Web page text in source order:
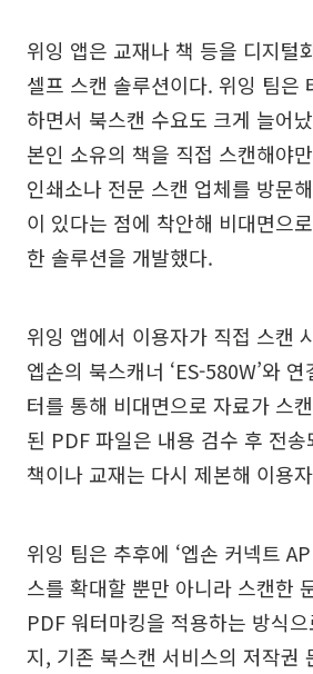
위잉 앱은 교재나 책 등을 디지털
셀프 스캔 솔루션이다. 위잉 팀은
하면서 북스캔 수요도 크게 늘어
본인 소유의 책을 직접 스캔해야
인쇄소나 전문 스캔 업체를 방문
이 있다는 점에 착안해 비대면으
한 솔루션을 개발했다.
위잉 앱에서 이용자가 직접 스캔
엡손의 북스캐너 ‘ES-580W’와
터를 통해 비대면으로 자료가 스
된 PDF 파일은 내용 검수 후 전
책이나 교재는 다시 제본해 이용
위잉 팀은 추후에 ‘엡손 커넥트
스를 확대할 뿐만 아니라 스캔한
PDF 워터마킹을 적용하는 방식
지, 기존 북스캔 서비스의 저작권